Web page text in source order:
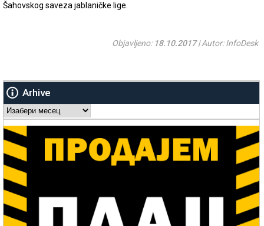
Šahovskog saveza jablaničke lige.
Objavljeno: 18.10.2017| Autor: InfoDesk
Arhive
Arhive